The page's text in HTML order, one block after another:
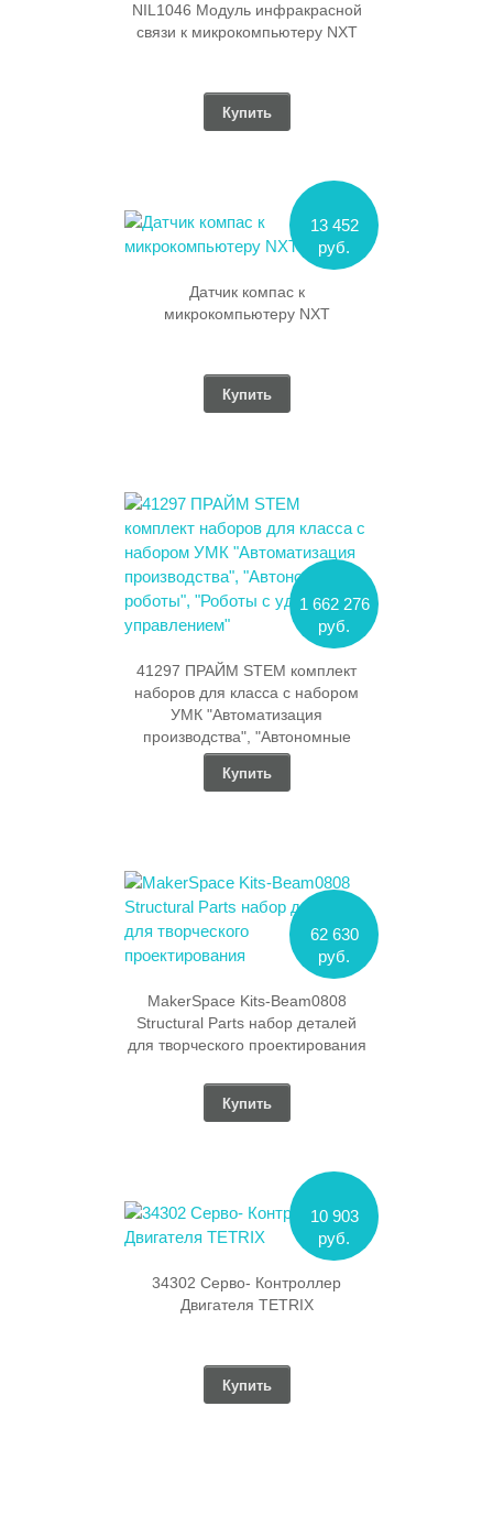
NIL1046 Модуль инфракрасной
связи к микрокомпьютеру NXT
Купить
13 452
руб.
Датчик компас к
микрокомпьютеру NXT
Купить
1 662 276
руб.
41297 ПРАЙМ STEM комплект
наборов для класса с набором
УМК "Автоматизация
производства", "Автономные
роботы", "Роботы с удаленным
управлением"
Купить
62 630
руб.
MakerSpace Kits-Beam0808
Structural Parts набор деталей
для творческого проектирования
Купить
10 903
руб.
34302 Серво- Контроллер
Двигателя TETRIX
Купить